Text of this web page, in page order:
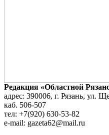
Редакция «Областной
адрес: 390006, г. Рязань, ул.
каб. 506-507
тел: +7(920) 630-53-82
e-mail: gazeta62@mail.ru